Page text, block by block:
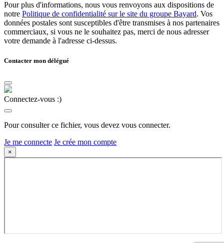
Pour plus d'informations, nous vous renvoyons aux dispositions de
notre Politique de confidentialité sur le site du groupe Bayard. Vos
données postales sont susceptibles d'être transmises à nos partenaires
commerciaux, si vous ne le souhaitez pas, merci de nous adresser
votre demande à l'adresse ci-dessus.
Contacter mon délégué
Connectez-vous :)
Pour consulter ce fichier, vous devez vous connecter.
Je me connecte Je crée mon compte
×